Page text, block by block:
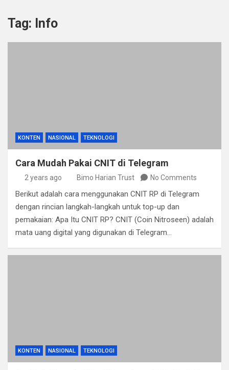
Tag: Info
KONTEN NASIONAL TEKNOLOGI
Cara Mudah Pakai CNIT di Telegram
2 years ago Bimo Harian Trust No Comments
Berikut adalah cara menggunakan CNIT RP di Telegram
dengan rincian langkah-langkah untuk top-up dan
pemakaian: Apa Itu CNIT RP? CNIT (Coin Nitroseen) adalah
mata uang digital yang digunakan di Telegram…
KONTEN NASIONAL TEKNOLOGI